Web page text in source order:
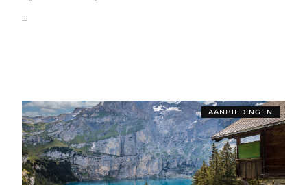
...
AANBIEDINGEN